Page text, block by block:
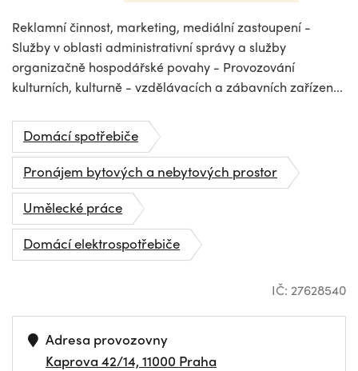
Reklamní činnost, marketing, mediální zastoupení -
Služby v oblasti administrativní správy a služby
organizačně hospodářské povahy - Provozování
kulturních, kulturně - vzdělávacích a zábavních zařízen...
Domácí spotřebiče
Pronájem bytových a nebytových prostor
Umělecké práce
Domácí elektrospotřebiče
IČ: 27628540
Adresa provozovny
Kaprova 42/14, 11000 Praha